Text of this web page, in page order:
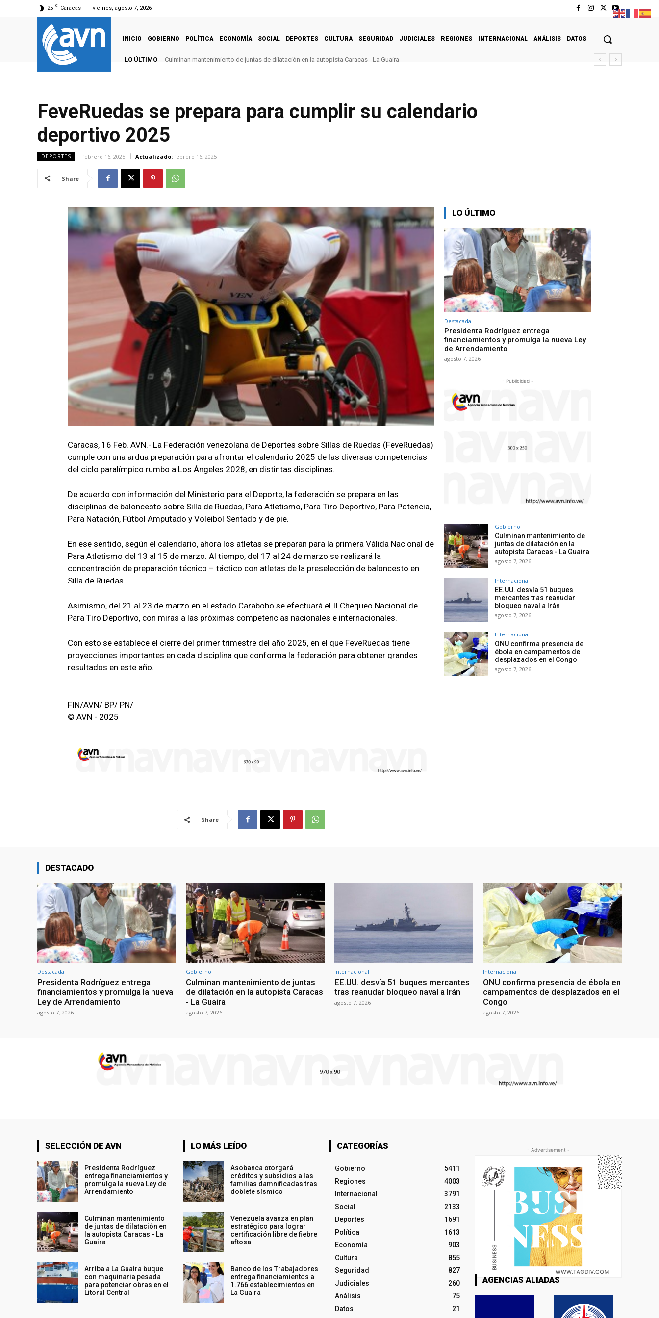
25 C Caracas viernes, agosto 7, 2026
INICIO GOBIERNO POLÍTICA ECONOMÍA SOCIAL DEPORTES CULTURA SEGURIDAD JUDICIALES REGIONES INTERNACIONAL ANÁLISIS DATOS
LO ÚLTIMO Culminan mantenimiento de juntas de dilatación en la autopista Caracas - La Guaira
FeveRuedas se prepara para cumplir su calendario
deportivo 2025
DEPORTES febrero 16, 2025 Actualizado: febrero 16, 2025
Share
Caracas, 16 Feb. AVN.- La Federación venezolana de Deportes sobre Sillas de Ruedas (FeveRuedas)
cumple con una ardua preparación para afrontar el calendario 2025 de las diversas competencias
del ciclo paralímpico rumbo a Los Ángeles 2028, en distintas disciplinas.
De acuerdo con información del Ministerio para el Deporte, la federación se prepara en las
disciplinas de baloncesto sobre Silla de Ruedas, Para Atletismo, Para Tiro Deportivo, Para Potencia,
Para Natación, Fútbol Amputado y Voleibol Sentado y de pie.
En ese sentido, según el calendario, ahora los atletas se preparan para la primera Válida Nacional de
Para Atletismo del 13 al 15 de marzo. Al tiempo, del 17 al 24 de marzo se realizará la
concentración de preparación técnico – táctico con atletas de la preselección de baloncesto en
Silla de Ruedas.
Asimismo, del 21 al 23 de marzo en el estado Carabobo se efectuará el II Chequeo Nacional de
Para Tiro Deportivo, con miras a las próximas competencias nacionales e internacionales.
Con esto se establece el cierre del primer trimestre del año 2025, en el que FeveRuedas tiene
proyecciones importantes en cada disciplina que conforma la federación para obtener grandes
resultados en este año.
FIN/AVN/ BP/ PN/
© AVN - 2025
Share
LO ÚLTIMO
Destacada
Presidenta Rodríguez entrega
financiamientos y promulga la nueva Ley
de Arrendamiento
agosto 7, 2026
- Publicidad -
Gobierno
Culminan mantenimiento de
juntas de dilatación en la
autopista Caracas - La Guaira
agosto 7, 2026
Internacional
EE.UU. desvía 51 buques
mercantes tras reanudar
bloqueo naval a Irán
agosto 7, 2026
Internacional
ONU confirma presencia de
ébola en campamentos de
desplazados en el Congo
agosto 7, 2026
DESTACADO
Destacada
Presidenta Rodríguez entrega
financiamientos y promulga la nueva
Ley de Arrendamiento
agosto 7, 2026
Gobierno
Culminan mantenimiento de juntas
de dilatación en la autopista Caracas
- La Guaira
agosto 7, 2026
Internacional
EE.UU. desvía 51 buques mercantes
tras reanudar bloqueo naval a Irán
agosto 7, 2026
Internacional
ONU confirma presencia de ébola en
campamentos de desplazados en el
Congo
agosto 7, 2026
SELECCIÓN DE AVN
Presidenta Rodríguez
entrega financiamientos y
promulga la nueva Ley de
Arrendamiento
Culminan mantenimiento
de juntas de dilatación en
la autopista Caracas - La
Guaira
Arriba a La Guaira buque
con maquinaria pesada
para potenciar obras en el
Litoral Central
LO MÁS LEÍDO
Asobanca otorgará
créditos y subsidios a las
familias damnificadas tras
doblete sísmico
Venezuela avanza en plan
estratégico para lograr
certificación libre de fiebre
aftosa
Banco de los Trabajadores
entrega financiamientos a
1.766 establecimientos en
La Guaira
CATEGORÍAS
Gobierno
5411
Regiones
4003
Internacional
3791
Social
2133
Deportes
1691
Política
1613
Economía
903
Cultura
855
Seguridad
827
Judiciales
260
Análisis
75
Datos
21
- Advertisement -
AGENCIAS ALIADAS